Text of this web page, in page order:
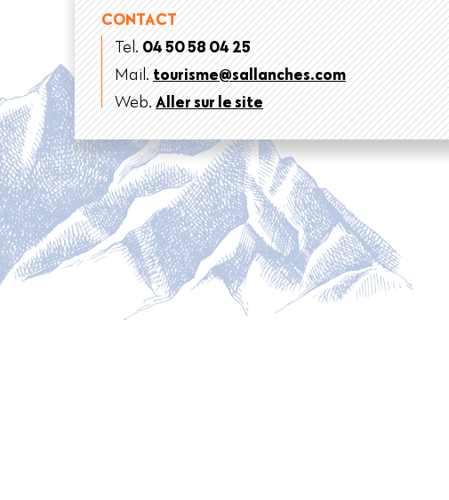
CONTACT
Tel.04 50 58 04 25
Mail.tourisme@sallanches.com
Web.Aller sur le site